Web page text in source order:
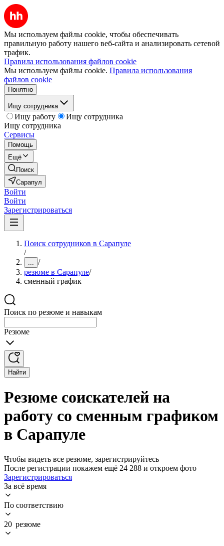
Мы используем файлы cookie, чтобы обеспечивать
правильную работу нашего веб-сайта и анализировать сетевой
трафик.
Правила использования файлов cookie
Мы используем файлы cookie. Правила использования
файлов cookie
Понятно
Ищу сотрудника
Ищу работу
Ищу сотрудника
Ищу сотрудника
Сервисы
Помощь
Ещё
Поиск
Сарапул
Войти
Войти
Зарегистрироваться
Поиск сотрудников в Сарапуле
/
... /
резюме в Сарапуле/
сменный график
Поиск по резюме и навыкам
Резюме
Найти
Резюме соискателей на
работу со сменным графиком
в Сарапуле
Чтобы видеть все резюме, зарегистрируйтесь
После регистрации покажем ещё 24 288 и откроем фото
Зарегистрироваться
За всё время
По соответствию
20 резюме